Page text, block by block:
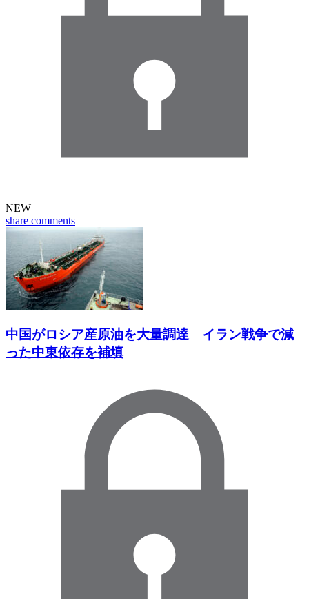
NEW
share comments
中国がロシア産原油を大量調達 イラン戦争で減
った中東依存を補填